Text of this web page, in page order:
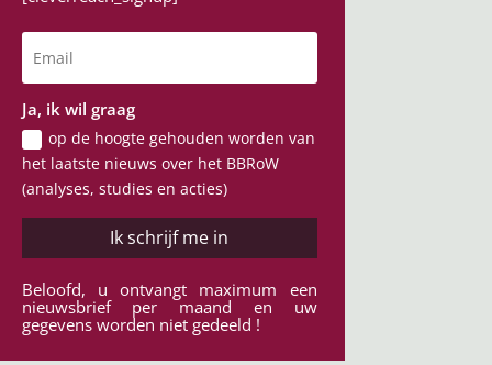
Ja, ik wil graag
op de hoogte gehouden worden van
het laatste nieuws over het BBRoW
(analyses, studies en acties)
Ik schrijf me in
Beloofd, u ontvangt maximum een
nieuwsbrief per maand en uw
gegevens worden niet gedeeld !